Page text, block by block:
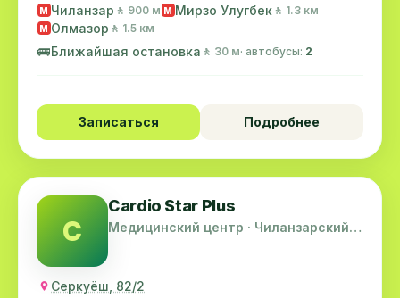
M Чиланзар 🚶 900 м M Мирзо Улугбек 🚶 1.3 км
M Олмазор 🚶 1.5 км
🚌Ближайшая остановка 🚶 30 м· автобусы: 2
Записаться Подробнее
C
Cardio Star Plus
Медицинский центр · Чиланзарский
Серкуёш, 82/2